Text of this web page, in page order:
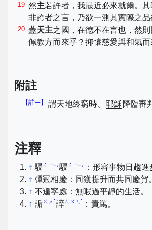
19 然主若許者，我最近必來就爾。其
非誇者之言，乃欲一測其實際之品
20 蓋天主之國，在德不在言也，然
佩教方而來乎？抑懷慈愛與和氣而
附註
【註一】 謂天地終窮時、 耶穌 降臨審
注釋
↑ 駸 ㄑㄧㄣ駸 ㄑㄧㄣ
：形容事物日趨進
↑ 彈冠相慶：同獲提升而共同慶賀。
↑ 不遑寧處：無暇過平靜的生活。
↑ 詬ㄍㄡˋ誶 ㄙㄨㄟˋ ：責罵。